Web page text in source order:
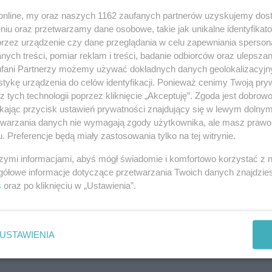
Powiadom znajomych
URL:https://ino.online/go/cO47lGmlmgb3yqmQ
my oraz naszych 1162 zaufanych partnerów uzyskujemy
oraz przetwarzamy dane osobowe, takie jak unikalne
urządzenie czy dane przeglądania w celu zapewniania
treści, pomiar reklam i treści, badanie odbiorców oraz
Partnerzy możemy używać dokładnych danych
urządzenia do celów identyfikacji. Ponieważ cenimy Twoją
tych technologii poprzez kliknięcie „Akceptuję”. Zgoda jest
przycisk ustawień prywatności znajdujący się w lewym
danych nie wymagają zgody użytkownika, ale masz
Preferencje będą miały zastosowania tylko na tej witrynie.
informacjami, abyś mógł świadomie i komfortowo korzystać z
informacje dotyczące przetwarzania Twoich danych
oraz po kliknięciu w „Ustawienia”.
USTAWIENIA